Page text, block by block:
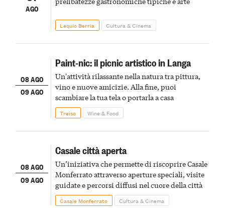
AGO
Lequio Berria Cultura & Cinema
08 AGO
09 AGO
Paint-nic: il picnic artistico in Langa
Un'attività rilassante nella natura tra pittura,
vino e nuove amicizie. Alla fine, puoi
scambiare la tua tela o portarla a casa
Treiso Wine & Food
08 AGO
09 AGO
Casale città aperta
Un’iniziativa che permette di riscoprire Casale
Monferrato attraverso aperture speciali, visite
guidate e percorsi diffusi nel cuore della città
Casale Monferrato Cultura & Cinema